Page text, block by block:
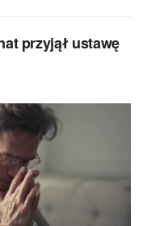
przyjął ustawę